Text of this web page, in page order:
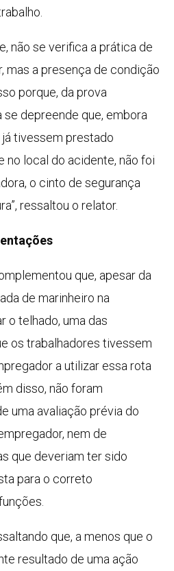
não se verifica a prática de
mas a presença de condição
porque, da prova
depreende que, embora
tivessem prestado
local do acidente, não foi
o cinto de segurança
ressaltou o relator.
que, apesar da
de marinheiro na
o telhado, uma das
os trabalhadores tivessem
a utilizar essa rota
disso, não foram
uma avaliação prévia do
nem de
que deveriam ter sido
para o correto
que, a menos que o
resultado de uma ação